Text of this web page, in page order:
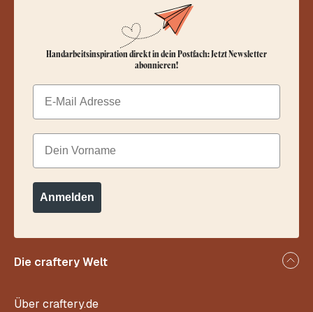
Die craftery Welt
Über craftery.de
Handarbeitsinspiration direkt in dein Postfach: Jetzt Newsletter
abonnieren!
Email
Dein Vorname
Anmelden